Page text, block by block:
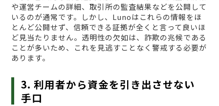
や運営チームの詳細、取引所の監査結果などを公開して
いるのが通常です。しかし、Lunoはこれらの情報をほ
とんど公開せず、信頼できる証拠が全くと言って良いほ
ど見当たりません。透明性の欠如は、詐欺の兆候である
ことが多いため、これを見逃すことなく警戒する必要が
あります。
3. 利用者から資金を引き出させない
手口